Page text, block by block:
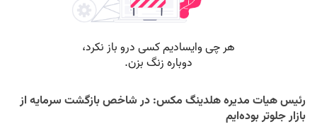
رئیس هیات مدیره هلدینگ مکس: در شاخص بازگشت سرمایه از
بازار جلوتر بوده‌ایم